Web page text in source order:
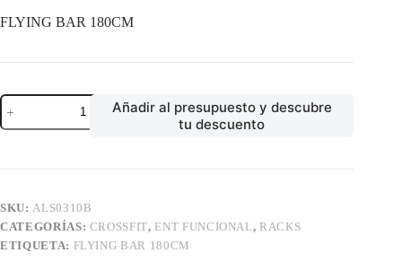
FLYING BAR 180CM
FLYING
BAR
180CM
Añadir al presupuesto y descubre
tu descuento
SKU: ALS0310B
CATEGORÍAS: CROSSFIT, ENT FUNCIONAL, RACKS
ETIQUETA: FLYING BAR 180CM